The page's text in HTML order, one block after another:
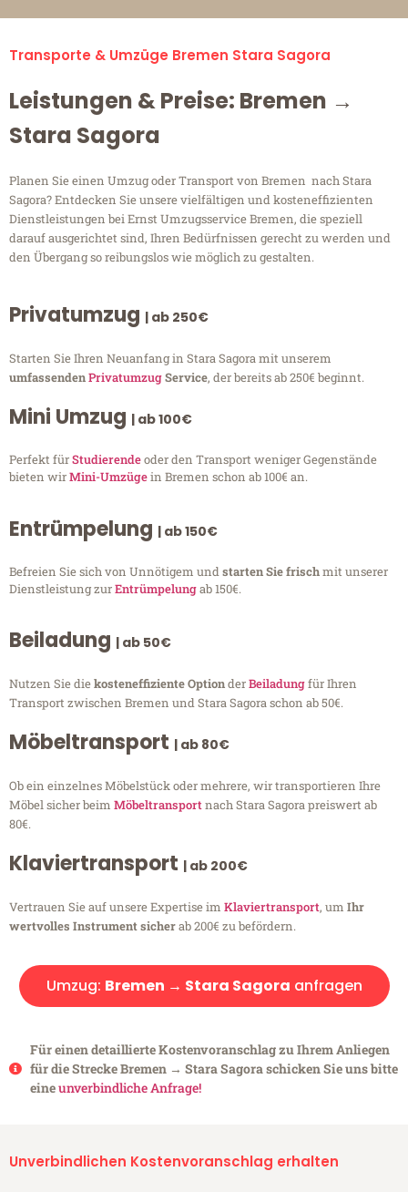
Transporte & Umzüge Bremen Stara Sagora
Leistungen & Preise: Bremen →
Stara Sagora
Planen Sie einen Umzug oder Transport von Bremen nach Stara
Sagora? Entdecken Sie unsere vielfältigen und kosteneffizienten
Dienstleistungen bei Ernst Umzugsservice Bremen, die speziell
darauf ausgerichtet sind, Ihren Bedürfnissen gerecht zu werden und
den Übergang so reibungslos wie möglich zu gestalten.
Privatumzug | ab 250€
Starten Sie Ihren Neuanfang in Stara Sagora mit unserem
umfassendenPrivatumzugService, der bereits ab 250€ beginnt.
Mini Umzug | ab 100€
Perfekt fürStudierendeoder den Transport weniger Gegenstände
bieten wirMini-Umzügein Bremen schon ab 100€ an.
Entrümpelung | ab 150€
Befreien Sie sich von Unnötigem undstarten Sie frischmit unserer
Dienstleistung zurEntrümpelungab 150€.
Beiladung | ab 50€
Nutzen Sie diekosteneffiziente OptionderBeiladungfür Ihren
Transport zwischen Bremen und Stara Sagora schon ab 50€.
Möbeltransport | ab 80€
Ob ein einzelnes Möbelstück oder mehrere, wir transportieren Ihre
Möbel sicher beim Möbeltransportnach Stara Sagora preiswert ab
80€.
Klaviertransport | ab 200€
Vertrauen Sie auf unsere Expertise im Klaviertransport, um Ihr
wertvolles Instrument sicherab 200€ zu befördern.
Umzug: Bremen → Stara Sagora anfragen
Für einen detaillierte Kostenvoranschlag zu Ihrem Anliegen
für die Strecke Bremen → Stara Sagora schicken Sie uns bitte
eineunverbindliche Anfrage!
Unverbindlichen Kostenvoranschlag erhalten